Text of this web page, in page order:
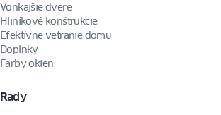
Vonkajšie dvere
Hliníkové konštrukcie
Efektívne vetranie domu
Doplnky
Farby okien
Rady